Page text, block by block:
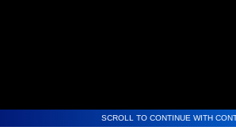
SCROLL TO CONTINUE WITH